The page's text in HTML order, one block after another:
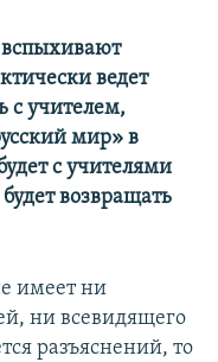
ведет
с учителем,
мир»​ в
с учителями
возвращать
имеет ни
ни всевидящего
разъяснений, то